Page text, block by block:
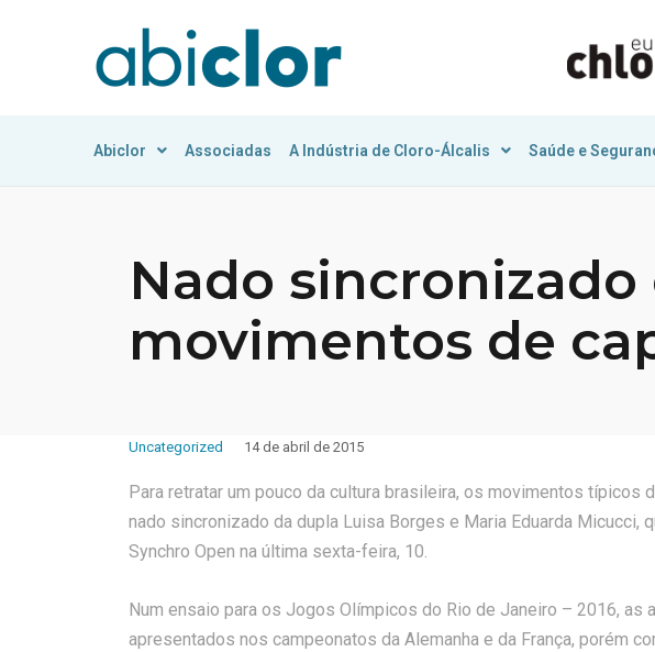
Abiclor Associadas A Indústria de Cloro-Álcalis Saúde e
Nado sincronizado
movimentos de
Uncategorized 14 de abril de 2015
Para retratar um pouco da cultura brasileira, os movimentos típicos
nado sincronizado da dupla Luisa Borges e Maria Eduarda Micucci,
Synchro Open na última sexta-feira, 10.
Num ensaio para os Jogos Olímpicos do Rio de Janeiro – 2016, as
apresentados nos campeonatos da Alemanha e da França, porém